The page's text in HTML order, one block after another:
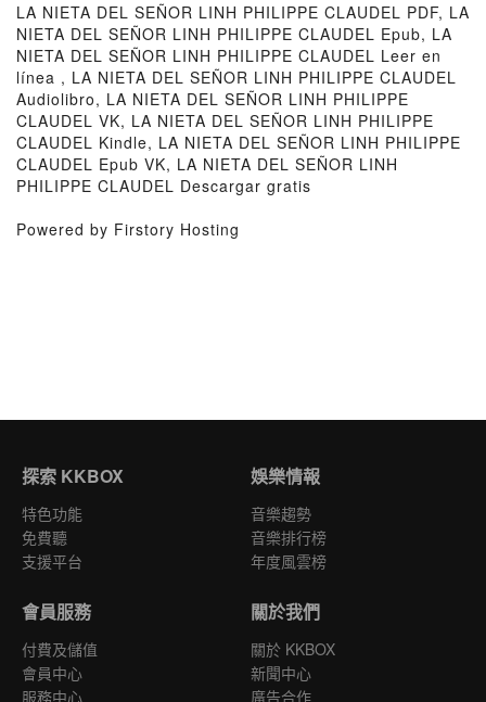
LA NIETA DEL SEÑOR LINH PHILIPPE CLAUDEL PDF, LA
NIETA DEL SEÑOR LINH PHILIPPE CLAUDEL Epub, LA
NIETA DEL SEÑOR LINH PHILIPPE CLAUDEL Leer en
línea , LA NIETA DEL SEÑOR LINH PHILIPPE CLAUDEL
Audiolibro, LA NIETA DEL SEÑOR LINH PHILIPPE
CLAUDEL VK, LA NIETA DEL SEÑOR LINH PHILIPPE
CLAUDEL Kindle, LA NIETA DEL SEÑOR LINH PHILIPPE
CLAUDEL Epub VK, LA NIETA DEL SEÑOR LINH
PHILIPPE CLAUDEL Descargar gratis
Powered by Firstory Hosting
探索 KKBOX
特色功能
免費聽
支援平台
娛樂情報
音樂趨勢
音樂排行榜
年度風雲榜
會員服務
付費及儲值
會員中心
服務中心
關於我們
關於 KKBOX
新聞中心
廣告合作